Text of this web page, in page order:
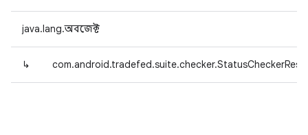
java.lang.অবজেক্ট
↳